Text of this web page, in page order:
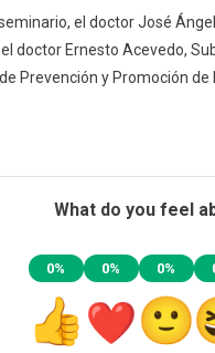
el doctor José
doctor Ernesto Acevedo,
Prevención y Promoción de
What do you feel
0% 0% 0%